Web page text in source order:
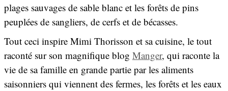
plages sauvages de sable blanc et les forêts de pins
peuplées de sangliers, de cerfs et de bécasses.
Tout ceci inspire Mimi Thorisson et sa cuisine, le tout
raconté sur son magnifique blog Manger, qui raconte la
vie de sa famille en grande partie par les aliments
saisonniers qui viennent des fermes, les forêts et les eaux